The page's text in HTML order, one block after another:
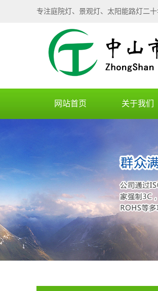
专注庭院灯、景观灯、太阳能路灯二
网站首页 关于我们